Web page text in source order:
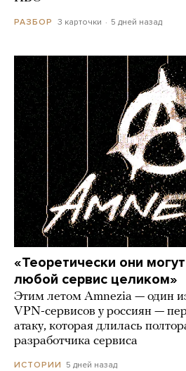
РАЗБОР 3 карточки 5 дней назад
«Теоретически они
любой сервис целиком»
Этим летом Amnezia — один
VPN-сервисов у россиян —
атаку, которая длилась
разработчика сервиса
ИСТОРИИ 5 дней назад